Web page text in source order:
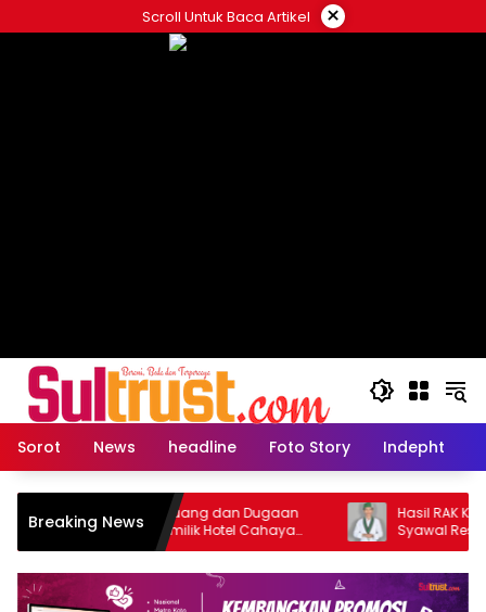
to
Scroll Untuk Baca Artikel ×
Sorot News headline Foto Story Indepht
Breaking News
Barang Dibuang dan Dugaan
Pemilik Hotel Cahaya
Dipolisikan Tamunya
Hasil RAK Ke-VI, La
Syawal Resmi Pimpin